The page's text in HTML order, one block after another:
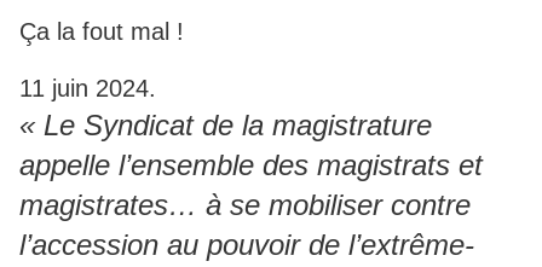
Ça la fout mal !
11 juin 2024.
« Le Syndicat de la magistrature
appelle l’ensemble des magistrats et
magistrates… à se mobiliser contre
l’accession au pouvoir de l’extrême-